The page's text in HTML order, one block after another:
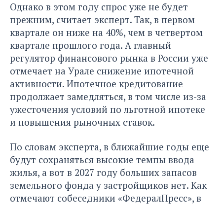
Однако в этом году спрос уже не будет
прежним, считает эксперт. Так, в первом
квартале он ниже на 40%, чем в четвертом
квартале прошлого года. А главный
регулятор финансового рынка в России уже
отмечает на Урале снижение ипотечной
активности. Ипотечное кредитование
продолжает замедляться, в том числе из-за
ужесточения условий по льготной ипотеке
и повышения рыночных ставок.
По словам эксперта, в ближайшие годы еще
будут сохраняться высокие темпы ввода
жилья, а вот в 2027 году больших запасов
земельного фонда у застройщиков нет. Как
отмечают собеседники «ФедералПресс», в